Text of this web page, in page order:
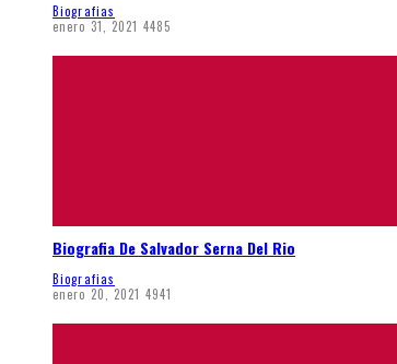
Biografias
enero 31, 2021 4485
Biografia De Salvador Serna Del Rio
Biografias
enero 20, 2021 4941